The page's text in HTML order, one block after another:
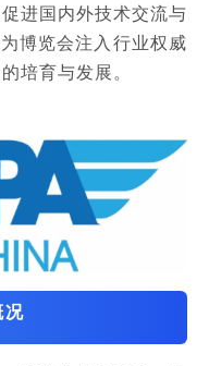
进国内外技术交流与
博览会注入行业权威
培育与发展。
况